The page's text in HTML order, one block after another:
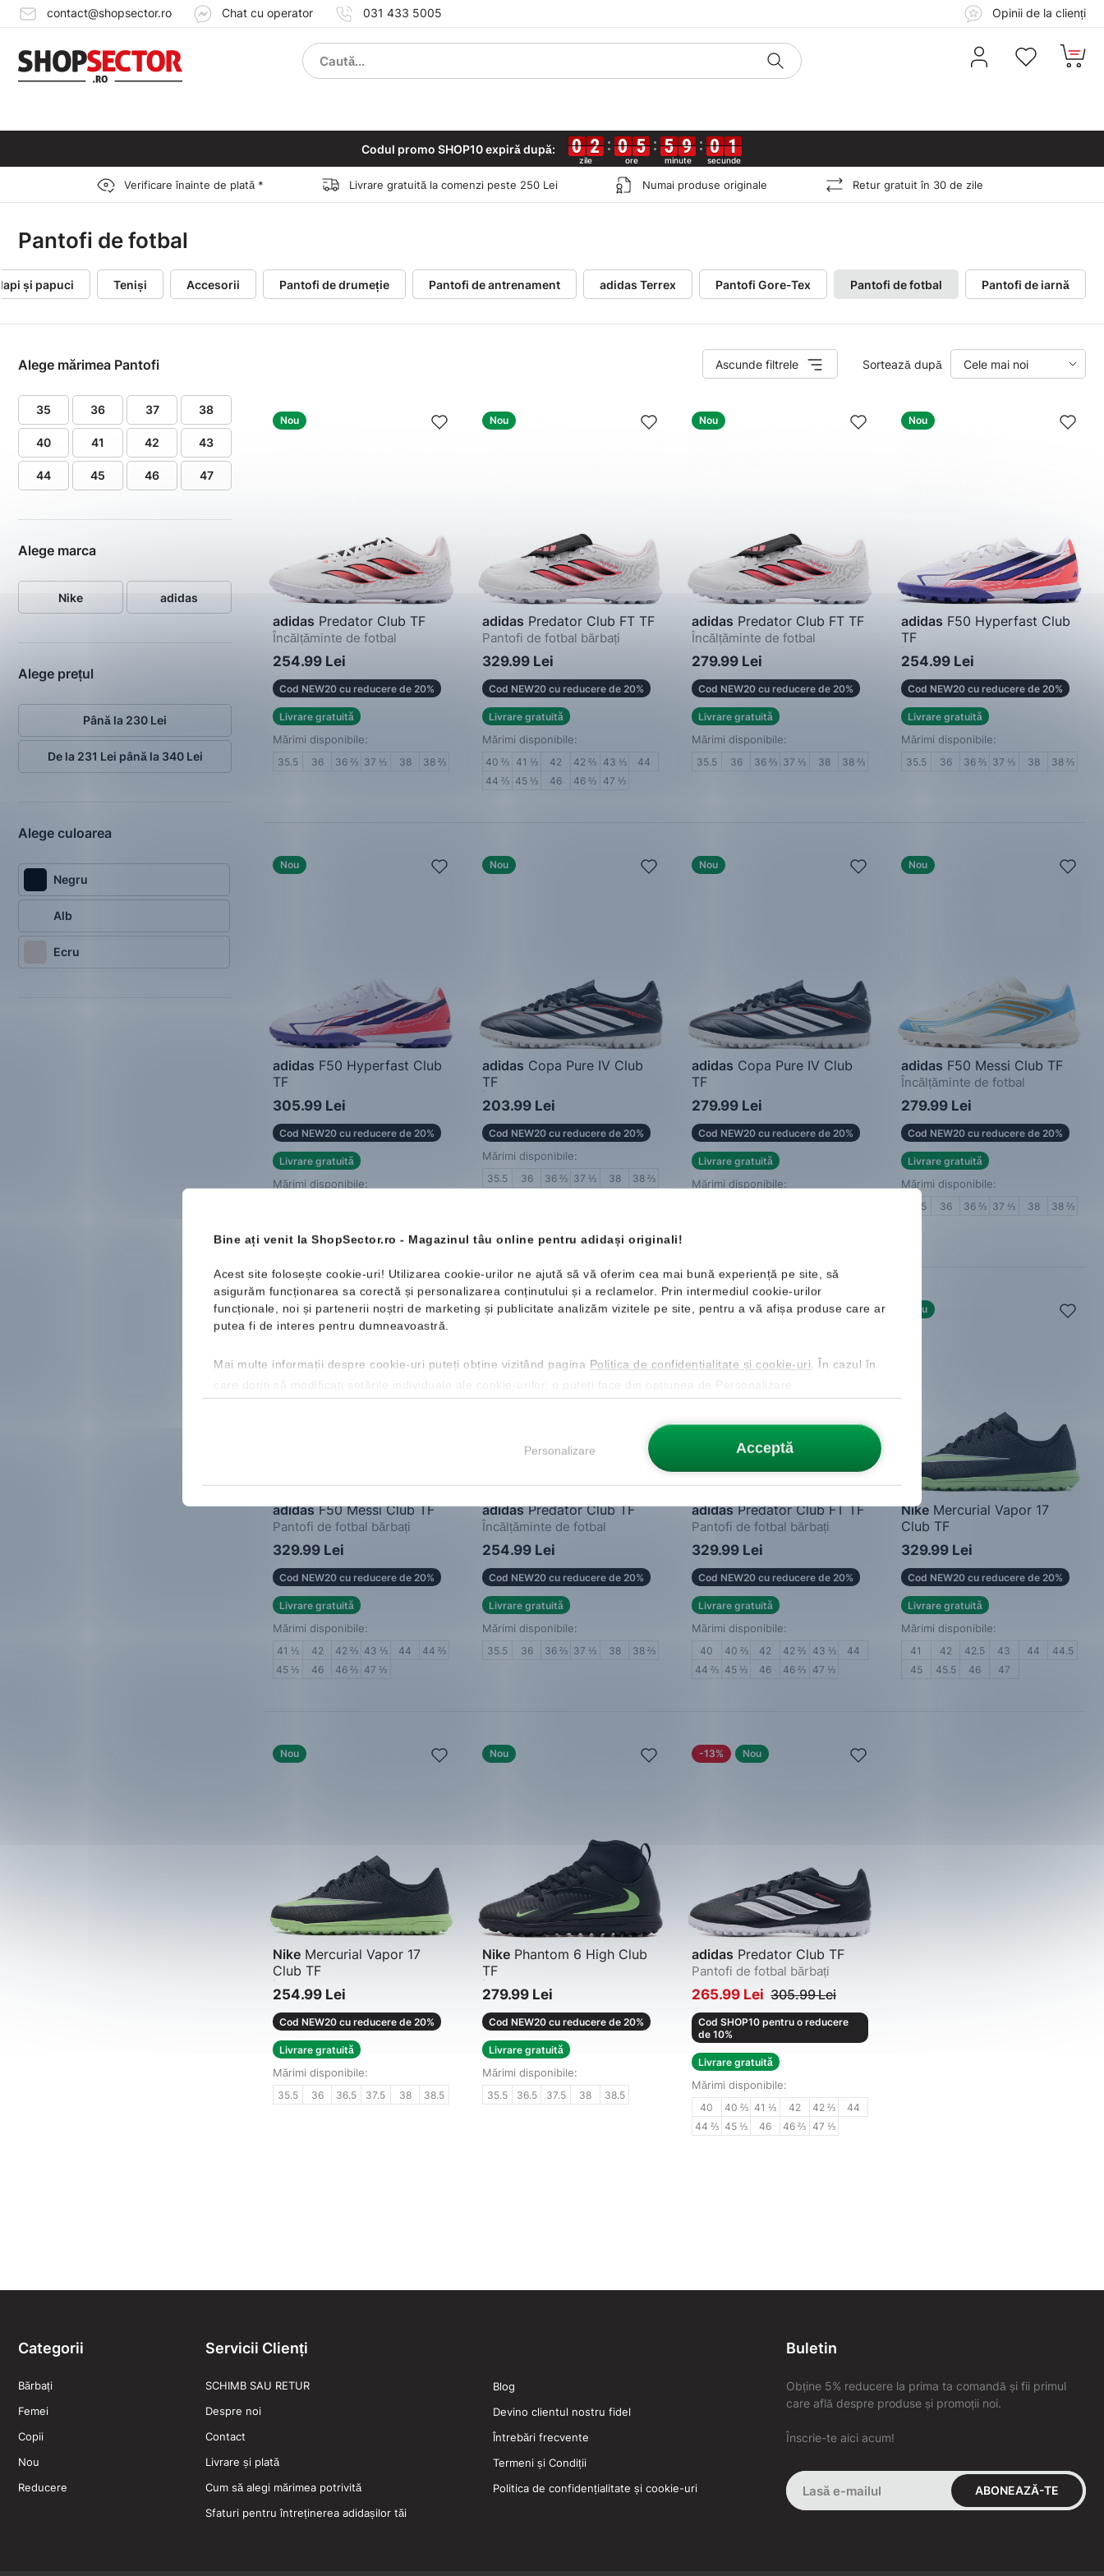
Bine ați venit la ShopSector.ro - Magazinul tâu online pentru adidași originali!
Acest site folosește cookie-uri! Utilizarea cookie-urilor ne ajută să vă oferim cea mai bună experiență pe site, să
asigurăm funcționarea sa corectă și personalizarea conținutului și a reclamelor. Prin intermediul cookie-urilor
funcționale, noi și partenerii noștri de marketing și publicitate analizăm vizitele pe site, pentru a vă afișa produse care ar
putea fi de interes pentru dumneavoastră.
Mai multe informații despre cookie-uri puteți obține vizitând pagina Politica de confidențialitate și cookie-uri . În cazul în
care doriți să modificați setările individuale ale cookie-urilor, o puteți face din opțiunea de Personalizare.
Acceptă
Personalizare
contact@shopsector.ro Chat cu operator 031 433 5005 Opinii de la clienți
Codul promo SHOP10 expiră după: 0
0
0
0 2
2
2
2 0
0
0
0 5
5
5
5 5
5
5
5 9
9
9
9 0
0
0
0 0
0
0
0
Verificare înainte de plată * Livrare gratuită la comenzi peste 250 Lei Numai produse originale Retur gratuit în 30 de zile
Pantofi de fotbal
și papuci Teniși Accesorii Pantofi de drumeție Pantofi de antrenament adidas Terrex Pantofi Gore-Tex Pantofi de fotbal Pantofi de iarnă
Alege mărimea Pantofi
35 36 37 38
40 41 42 43
44 45 46 47
Alege marca
Nike adidas
Alege prețul
Până la 230 Lei
De la 231 Lei până la 340 Lei
Alege culoarea
Negru
Alb
Ecru
Ascunde filtrele Sortează după
Nou
adidas Predator Club TF
Încălțăminte de fotbal
254.99 Lei
Cod NEW20 cu reducere de 20%
Livrare gratuită
Mărimi disponibile:
35.5 36 36 ⅔ 37 ⅓ 38 38 ⅔
Nou
adidas Predator Club FT TF
Pantofi de fotbal bărbați
329.99 Lei
Cod NEW20 cu reducere de 20%
Livrare gratuită
Mărimi disponibile:
40 ⅔ 41 ⅓ 42 42 ⅔ 43 ⅓
44
44 ⅔ 45 ⅓ 46 46 ⅔ 47 ⅓
Nou
adidas Predator Club FT TF
Încălțăminte de fotbal
279.99 Lei
Cod NEW20 cu reducere de 20%
Livrare gratuită
Mărimi disponibile:
35.5 36 36 ⅔ 37 ⅓ 38 38 ⅔
Nou
adidas F50 Hyperfast Club
TF
Încălțăminte de fotbal
254.99 Lei
Cod NEW20 cu reducere de 20%
Livrare gratuită
Mărimi disponibile:
35.5 36 36 ⅔ 37 ⅓ 38 38 ⅔
Nou
adidas F50 Hyperfast Club
TF
Pantofi de fotbal bărbați
305.99 Lei
Cod NEW20 cu reducere de 20%
Livrare gratuită
Mărimi disponibile:
Nou
adidas Copa Pure IV Club
TF
Încălțăminte de fotbal
203.99 Lei
Cod NEW20 cu reducere de 20%
Mărimi disponibile:
35.5 36 36 ⅔ 37 ⅓ 38 38 ⅔
Nou
adidas Copa Pure IV Club
TF
Pantofi de fotbal bărbați
279.99 Lei
Cod NEW20 cu reducere de 20%
Livrare gratuită
Mărimi disponibile:
Nou
adidas F50 Messi Club TF
Încălțăminte de fotbal
279.99 Lei
Cod NEW20 cu reducere de 20%
Livrare gratuită
Mărimi disponibile:
35.5 36 36 ⅔ 37 ⅓ 38 38 ⅔
Nou
adidasF50 Messi Club TF
Pantofi de fotbal bărbați
329.99 Lei
Cod NEW20 cu reducere de 20%
Livrare gratuită
Mărimi disponibile:
41 ⅓ 42 42 ⅔ 43 ⅓ 44
44 ⅔
45 ⅓
46 46 ⅔ 47 ⅓
Nou
adidasPredator Club TF
Încălțăminte de fotbal
254.99 Lei
Cod NEW20 cu reducere de 20%
Livrare gratuită
Mărimi disponibile:
35.5 36 36 ⅔ 37 ⅓ 38 38 ⅔
Nou
adidasPredator Club FT TF
Pantofi de fotbal bărbați
329.99 Lei
Cod NEW20 cu reducere de 20%
Livrare gratuită
Mărimi disponibile:
40 40 ⅔ 42 42 ⅔ 43 ⅓
44
44 ⅔ 45 ⅓ 46 46 ⅔ 47 ⅓
Nou
Nike Mercurial Vapor 17
Club TF
Pantofi de fotbal bărbați
329.99 Lei
Cod NEW20 cu reducere de 20%
Livrare gratuită
Mărimi disponibile:
41 42 42.5 43 44
44.5
45
45.5 46 47
Nou
Nike Mercurial Vapor 17
Club TF
Încălțăminte de fotbal
254.99 Lei
Cod NEW20 cu reducere de 20%
Livrare gratuită
Mărimi disponibile:
35.5 36 36.5 37.5 38 38.5
Nou
Nike Phantom 6 High Club
TF
Încălțăminte de fotbal
279.99 Lei
Cod NEW20 cu reducere de 20%
Livrare gratuită
Mărimi disponibile:
35.5 36.5 37.5 38 38.5
-13% Nou
adidas Predator Club TF
Pantofi de fotbal bărbați
265.99 Lei 305.99 Lei
Cod SHOP10 pentru o reducere
de 10%
Livrare gratuită
Mărimi disponibile:
40 40 ⅔ 41 ⅓ 42 42 ⅔
44
44 ⅔ 45 ⅓ 46 46 ⅔ 47 ⅓
Categorii
Bărbați
Femei
Copii
Nou
Reducere
Servicii Clienți
SCHIMB SAU RETUR
Despre noi
Contact
Livrare și plată
Cum să alegi mărimea potrivită
Sfaturi pentru întreținerea adidașilor tăi
Blog
Devino clientul nostru fidel
Întrebări frecvente
Termeni și Condiții
Politica de confidențialitate și cookie-uri
Buletin
Obține 5% reducere la prima ta comandă și fii primul
care află despre produse și promoții noi.
Înscrie-te aici acum!
ABONEAZĂ-TE